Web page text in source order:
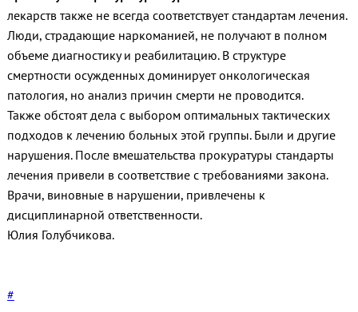
лекарств также не всегда соответствует стандартам лечения.
Люди, страдающие наркоманией, не получают в полном
объеме диагностику и реабилитацию. В структуре
смертности осужденных доминирует онкологическая
патология, но анализ причин смерти не проводится.
Также обстоят дела с выбором оптимальных тактических
подходов к лечению больных этой группы. Были и другие
нарушения. После вмешательства прокуратуры стандарты
лечения привели в соответствие с требованиями закона.
Врачи, виновные в нарушении, привлечены к
дисциплинарной ответственности.
Юлия Голубчикова.
#